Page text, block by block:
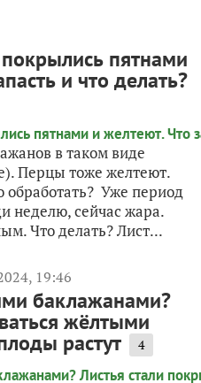
пятнами
и что делать?
в таком виде
Перцы тоже желтеют.
обработать? Уже период
неделю, сейчас жара.
Что делать? Лист...
19:46
баклажанами?
жëлтыми
растут 4